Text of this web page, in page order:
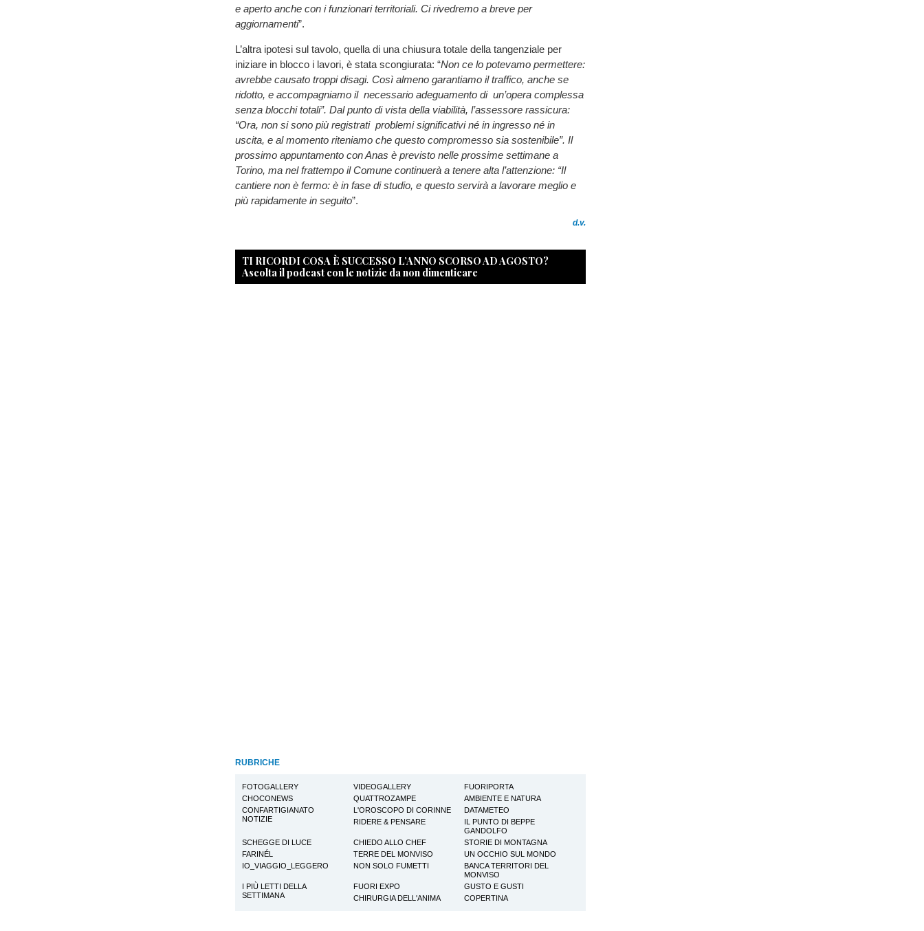
e aperto anche con i funzionari territoriali. Ci rivedremo a breve per
aggiornamenti”.
L’altra ipotesi sul tavolo, quella di una chiusura totale della tangenziale per
iniziare in blocco i lavori, è stata scongiurata: “Non ce lo potevamo permettere:
avrebbe causato troppi disagi. Così almeno garantiamo il traffico, anche se
ridotto, e accompagniamo il necessario adeguamento di un’opera complessa
senza blocchi totali”. Dal punto di vista della viabilità, l’assessore rassicura:
“Ora, non si sono più registrati problemi significativi né in ingresso né in
uscita, e al momento riteniamo che questo compromesso sia sostenibile”. Il
prossimo appuntamento con Anas è previsto nelle prossime settimane a
Torino, ma nel frattempo il Comune continuerà a tenere alta l’attenzione: “Il
cantiere non è fermo: è in fase di studio, e questo servirà a lavorare meglio e
più rapidamente in seguito”.
d.v.
TI RICORDI COSA È SUCCESSO L’ANNO SCORSO AD AGOSTO?
Ascolta il podcast con le notizie da non dimenticare
RUBRICHE
FOTOGALLERY VIDEOGALLERY
FUORIPORTA
CHOCONEWS
QUATTROZAMPE
AMBIENTE E NATURA
CONFARTIGIANATO
NOTIZIE
L'OROSCOPO DI CORINNE
DATAMETEO
RIDERE & PENSARE
IL PUNTO DI BEPPE
GANDOLFO
SCHEGGE DI LUCE
CHIEDO ALLO CHEF
STORIE DI MONTAGNA
FARINÉL
TERRE DEL MONVISO
UN OCCHIO SUL MONDO
IO_VIAGGIO_LEGGERO
NON SOLO FUMETTI
BANCA TERRITORI DEL
MONVISO
I PIÙ LETTI DELLA
SETTIMANA
FUORI EXPO
GUSTO E GUSTI
CHIRURGIA DELL'ANIMA
COPERTINA